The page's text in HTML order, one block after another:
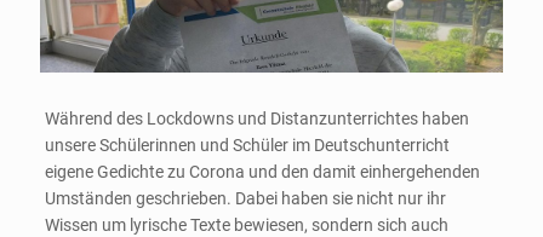
Während des Lockdowns und Distanzunterrichtes haben
unsere Schülerinnen und Schüler im Deutschunterricht
eigene Gedichte zu Corona und den damit einhergehenden
Umständen geschrieben. Dabei haben sie nicht nur ihr
Wissen um lyrische Texte bewiesen, sondern sich auch